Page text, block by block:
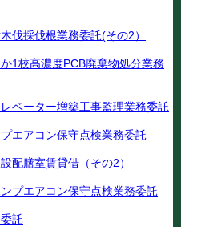
伐採伐根業務委託(その2）
1校高濃度PCB廃棄物処分業務
ベーター増築工事監理業務委託
エアコン保守点検業務委託
配膳室賃貸借（その2）
プエアコン保守点検業務委託
託